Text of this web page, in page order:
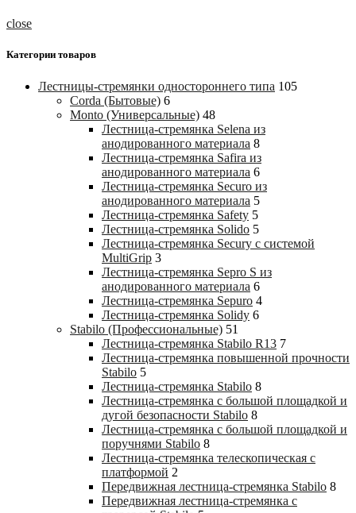
close
Категории товаров
Лестницы-стремянки одностороннего типа 105
Corda (Бытовые) 6
Monto (Универсальные) 48
Лестница-стремянка Selena из
анодированного материала 8
Лестница-стремянка Safira из
анодированного материала 6
Лестница-стремянка Securo из
анодированного материала 5
Лестница-стремянка Safety 5
Лестница-стремянка Solido 5
Лестница-стремянка Secury с системой
MultiGrip 3
Лестница-стремянка Sepro S из
анодированного материала 6
Лестница-стремянка Sepuro 4
Лестница-стремянка Solidy 6
Stabilo (Профессиональные) 51
Лестница-стремянка Stabilo R13 7
Лестница-стремянка повышенной прочности
Stabilo 5
Лестница-стремянка Stabilo 8
Лестница-стремянка с большой площадкой и
дугой безопасности Stabilo 8
Лестница-стремянка с большой площадкой и
поручнями Stabilo 8
Лестница-стремянка телескопическая с
платформой 2
Передвижная лестница-стремянка Stabilo 8
Передвижная лестница-стремянка с